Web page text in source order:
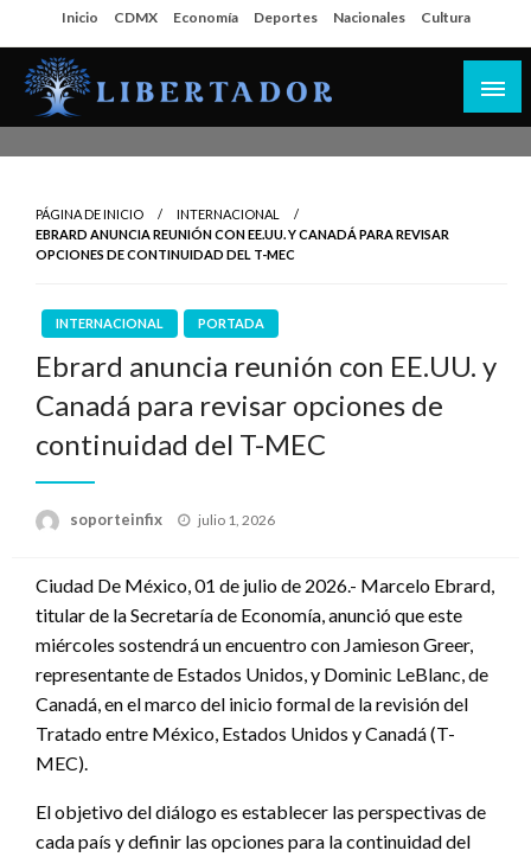
al
contenido
Inicio CDMX Economía Deportes Nacionales Cultura
PÁGINA DE INICIO
INTERNACIONAL
EBRARD ANUNCIA REUNIÓN CON EE.UU. Y CANADÁ PARA REVISAR
OPCIONES DE CONTINUIDAD DEL T-MEC
INTERNACIONAL PORTADA
Ebrard anuncia reunión con EE.UU. y
Canadá para revisar opciones de
continuidad del T-MEC
soporteinfix
Publicado
julio 1, 2026
Ciudad De México, 01 de julio de 2026.- Marcelo Ebrard,
titular de la Secretaría de Economía, anunció que este
miércoles sostendrá un encuentro con Jamieson Greer,
representante de Estados Unidos, y Dominic LeBlanc, de
Canadá, en el marco del inicio formal de la revisión del
Tratado entre México, Estados Unidos y Canadá (T-
MEC).
El objetivo del diálogo es establecer las perspectivas de
cada país y definir las opciones para la continuidad del